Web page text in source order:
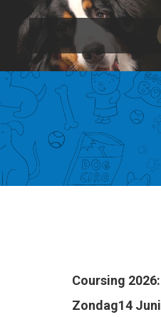
Coursing 2026:
Zondag14 Juni